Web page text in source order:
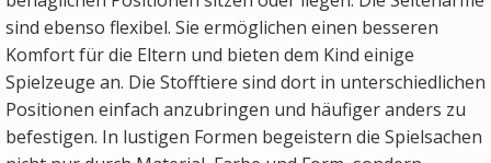
sind ebenso flexibel. Sie ermöglichen einen besseren
Komfort für die Eltern und bieten dem Kind einige
Spielzeuge an. Die Stofftiere sind dort in unterschiedlichen
Positionen einfach anzubringen und häufiger anders zu
befestigen. In lustigen Formen begeistern die Spielsachen